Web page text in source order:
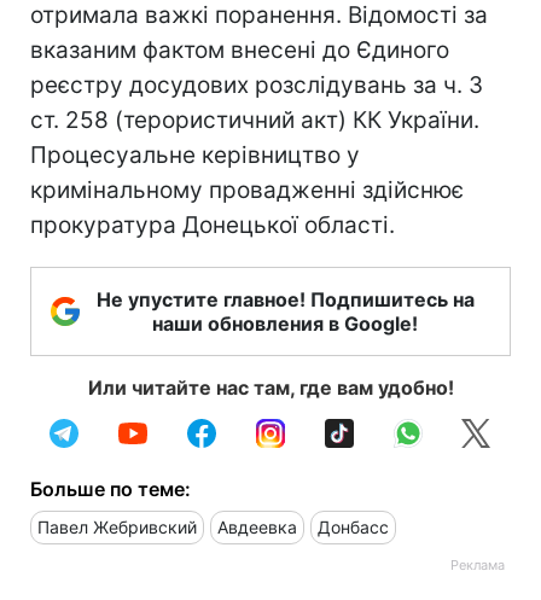
отримала важкі поранення. Відомості за
вказаним фактом внесені до Єдиного
реєстру досудових розслідувань за ч. 3
ст. 258 (терористичний акт) КК України.
Процесуальне керівництво у
кримінальному провадженні здійснює
прокуратура Донецької області.
Не упустите главное! Подпишитесь на
наши обновления в Google!
Или читайте нас там, где вам удобно!
Больше по теме:
Павел Жебривский Авдеевка Донбасс